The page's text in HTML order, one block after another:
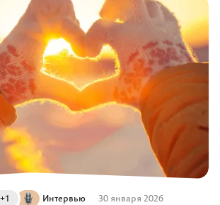
Интервью
+1 30 января 2026